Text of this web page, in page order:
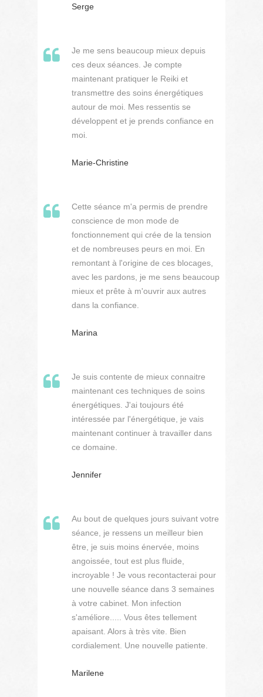
Serge
Je me sens beaucoup mieux depuis
ces deux séances. Je compte
maintenant pratiquer le Reiki et
transmettre des soins énergétiques
autour de moi. Mes ressentis se
développent et je prends confiance en
moi.
Marie-Christine
Cette séance m'a permis de prendre
conscience de mon mode de
fonctionnement qui crée de la tension
et de nombreuses peurs en moi. En
remontant à l'origine de ces blocages,
avec les pardons, je me sens beaucoup
mieux et prête à m'ouvrir aux autres
dans la confiance.
Marina
Je suis contente de mieux connaitre
maintenant ces techniques de soins
énergétiques. J'ai toujours été
intéressée par l'énergétique, je vais
maintenant continuer à travailler dans
ce domaine.
Jennifer
Au bout de quelques jours suivant votre
séance, je ressens un meilleur bien
être, je suis moins énervée, moins
angoissée, tout est plus fluide,
incroyable ! Je vous recontacterai pour
une nouvelle séance dans 3 semaines
à votre cabinet. Mon infection
s'améliore..... Vous êtes tellement
apaisant. Alors à très vite. Bien
cordialement. Une nouvelle patiente.
Marilene